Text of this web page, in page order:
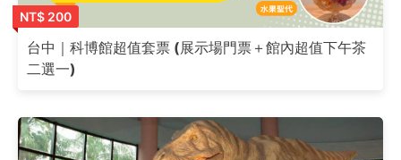
NT$ 200
台中｜科博館超值套票 (展示場門票＋館內超值下午茶
二選一)